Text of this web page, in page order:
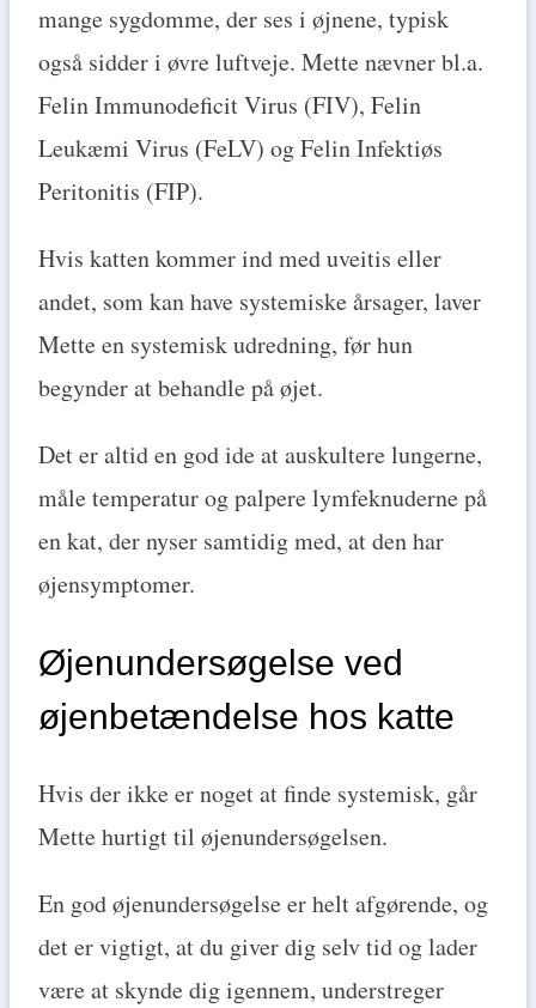
mange sygdomme, der ses i øjnene, typisk
også sidder i øvre luftveje. Mette nævner bl.a.
Felin Immunodeficit Virus (FIV), Felin
Leukæmi Virus (FeLV) og Felin Infektiøs
Peritonitis (FIP).
Hvis katten kommer ind med uveitis eller
andet, som kan have systemiske årsager, laver
Mette en systemisk udredning, før hun
begynder at behandle på øjet.
Det er altid en god ide at auskultere lungerne,
måle temperatur og palpere lymfeknuderne på
en kat, der nyser samtidig med, at den har
øjensymptomer.
Øjenundersøgelse ved
øjenbetændelse hos katte
Hvis der ikke er noget at finde systemisk, går
Mette hurtigt til øjenundersøgelsen.
En god øjenundersøgelse er helt afgørende, og
det er vigtigt, at du giver dig selv tid og lader
være at skynde dig igennem, understreger